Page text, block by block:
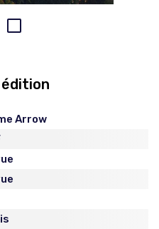
Arrow